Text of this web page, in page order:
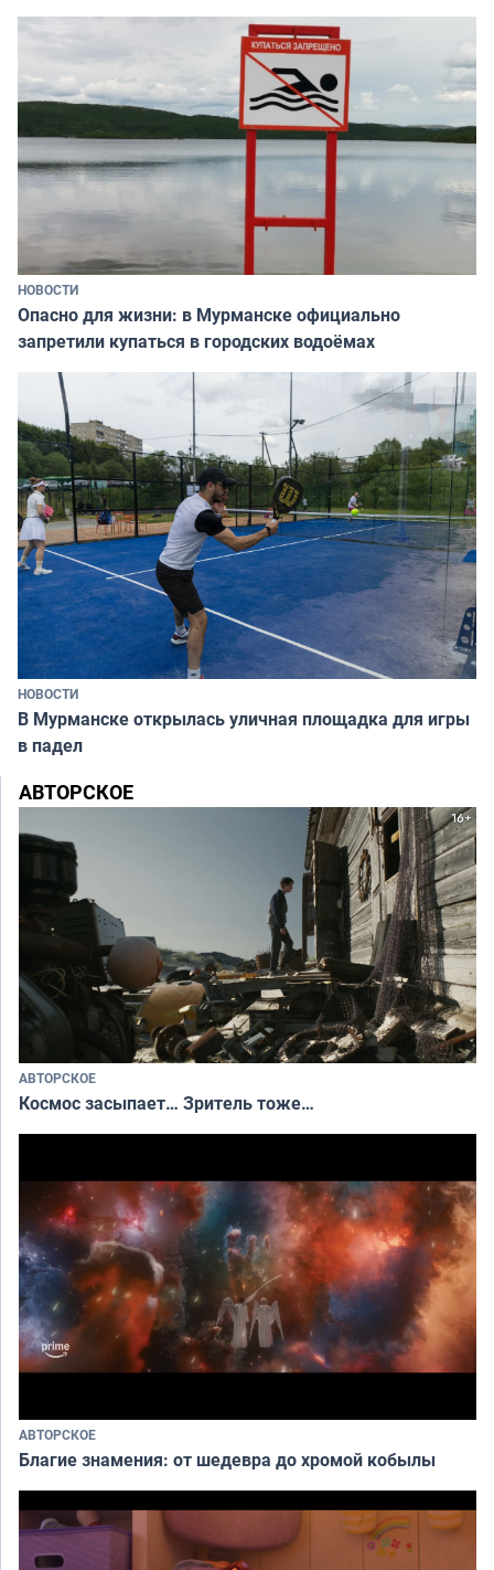
НОВОСТИ
Опасно для жизни: в Мурманске официально
запретили купаться в городских водоёмах
НОВОСТИ
В Мурманске открылась уличная площадка для игры
в падел
АВТОРСКОЕ
АВТОРСКОЕ
Космос засыпает… Зритель тоже…
АВТОРСКОЕ
Благие знамения: от шедевра до хромой кобылы